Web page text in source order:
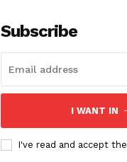
Subscribe
I WANT IN
I've read and accept the